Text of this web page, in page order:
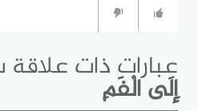
عبارات ذات
إِلَى الْفَمِ